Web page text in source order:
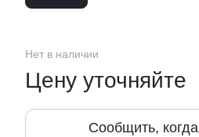
Нет в наличии
Цену уточняйте
Сообщить,